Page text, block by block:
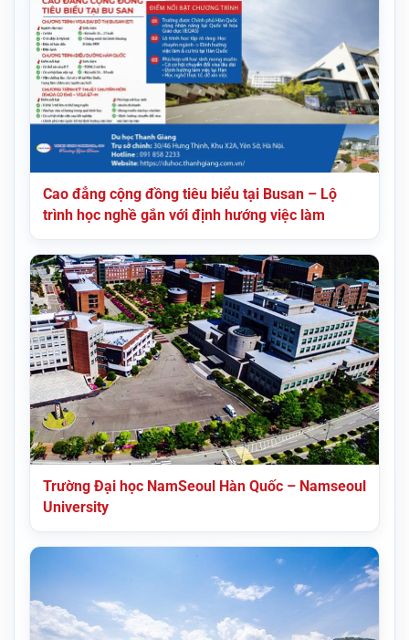
Cao đẳng cộng đồng tiêu biểu tại Busan – Lộ
trình học nghề gắn với định hướng việc làm
Trường Đại học NamSeoul Hàn Quốc – Namseoul
University